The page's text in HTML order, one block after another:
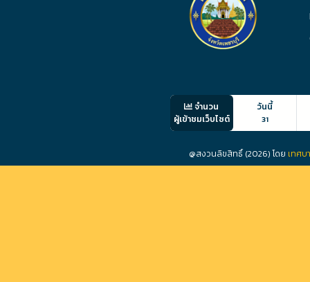
จำนวน
ผู้เข้าชมเว็บไซต์
วันนี้
31
@สงวนลิขสิทธิ์ (2026) โดย เทศบ